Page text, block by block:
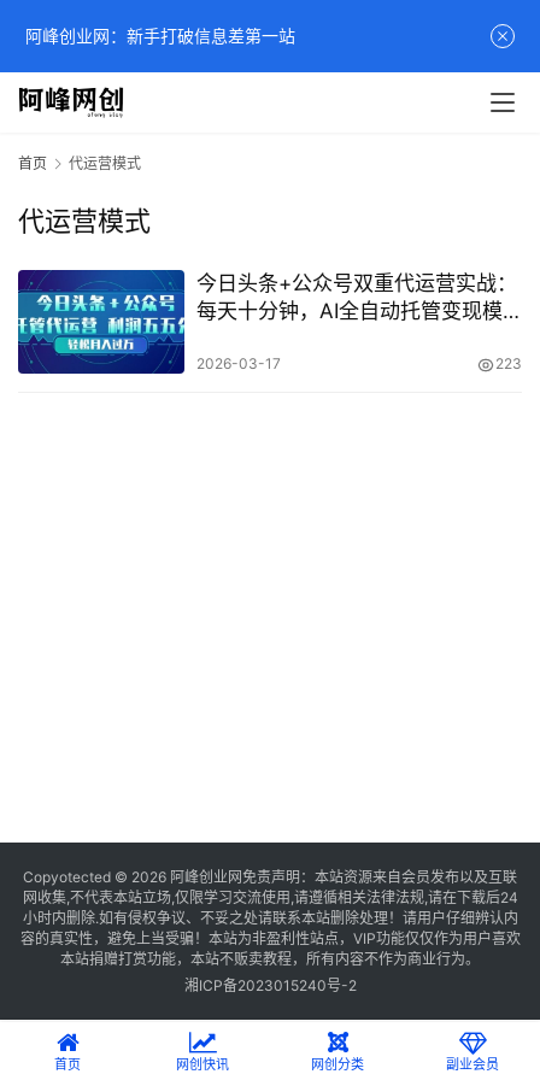
首页 代运营模式
代运营模式
今日头条+公众号双重代运营实战：
每天十分钟，AI全自动托管变现模
2026-03-17 223
Copyotected © 2026 阿峰创业网 免责声明：本站资源来自会员发布以及互联
网收集,不代表本站立场,仅限学习交流使用,请遵循相关法律法规,请在下载后24
小时内删除.如有侵权争议、不妥之处请联系本站删除处理！请用户仔细辨认内
容的真实性，避免上当受骗！本站为非盈利性站点，VIP功能仅仅作为用户喜欢
本站捐赠打赏功能，本站不贩卖教程，所有内容不作为商业行为。
湘ICP备2023015240号-2
首页 网创快讯 网创分类 副业会员
阿峰创业网：新手打破信息差第一站